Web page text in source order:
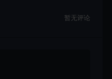
暂无评论